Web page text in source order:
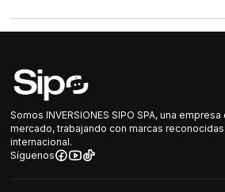
Somos INVERSIONES SIPO SPA, una
mercado, trabajando con marcas
internacional.
Síguenos